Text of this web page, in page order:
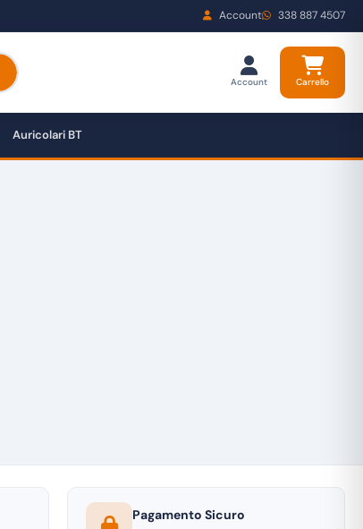
Account 338 887 4507
Account Carrello
Auricolari BT
Pagamento Sicuro